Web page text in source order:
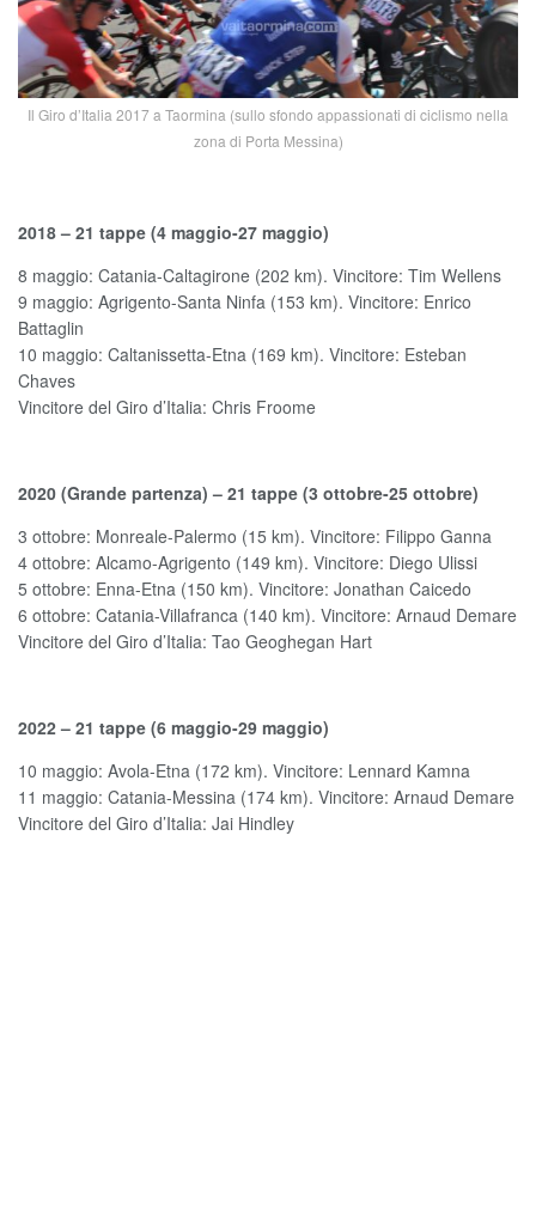
Il Giro d’Italia 2017 a Taormina (sullo sfondo appassionati di ciclismo nella
zona di Porta Messina)
2018 – 21 tappe (4 maggio-27 maggio)
8 maggio: Catania-Caltagirone (202 km). Vincitore: Tim Wellens
9 maggio: Agrigento-Santa Ninfa (153 km). Vincitore: Enrico
Battaglin
10 maggio: Caltanissetta-Etna (169 km). Vincitore: Esteban
Chaves
Vincitore del Giro d’Italia: Chris Froome
2020 (Grande partenza) – 21 tappe (3 ottobre-25 ottobre)
3 ottobre: Monreale-Palermo (15 km). Vincitore: Filippo Ganna
4 ottobre: Alcamo-Agrigento (149 km). Vincitore: Diego Ulissi
5 ottobre: Enna-Etna (150 km). Vincitore: Jonathan Caicedo
6 ottobre: Catania-Villafranca (140 km). Vincitore: Arnaud Demare
Vincitore del Giro d’Italia: Tao Geoghegan Hart
2022 – 21 tappe (6 maggio-29 maggio)
10 maggio: Avola-Etna (172 km). Vincitore: Lennard Kamna
11 maggio: Catania-Messina (174 km). Vincitore: Arnaud Demare
Vincitore del Giro d’Italia: Jai Hindley